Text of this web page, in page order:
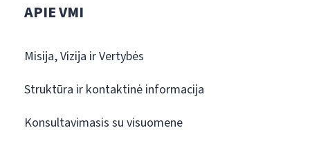
APIE VMI
Misija, Vizija ir Vertybės
Struktūra ir kontaktinė informacija
Konsultavimasis su visuomene